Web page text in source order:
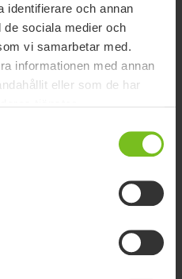
identifierare och annan
de sociala medier och
vi samarbetar med.
informationen med annan
eller som de har
duschstol, etc